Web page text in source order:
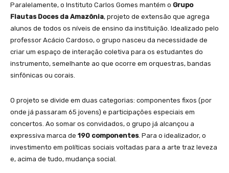
Paralelamente, o Instituto Carlos Gomes mantém o Grupo
Flautas Doces da Amazônia, projeto de extensão que agrega
alunos de todos os níveis de ensino da instituição. Idealizado pelo
professor Acácio Cardoso, o grupo nasceu da necessidade de
criar um espaço de interação coletiva para os estudantes do
instrumento, semelhante ao que ocorre em orquestras, bandas
sinfônicas ou corais.
O projeto se divide em duas categorias: componentes fixos (por
onde já passaram 65 jovens) e participações especiais em
concertos. Ao somar os convidados, o grupo já alcançou a
expressiva marca de 190 componentes. Para o idealizador, o
investimento em políticas sociais voltadas para a arte traz leveza
e, acima de tudo, mudança social.